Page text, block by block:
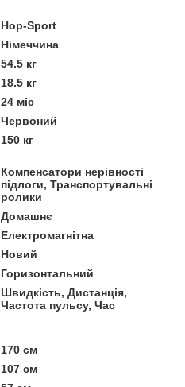
Hop-Sport
Німеччина
54.5 кг
18.5 кг
24 міс
Червоний
150 кг
Компенсатори нерівності
підлоги, Транспортувальні
ролики
Домашнє
Електромагнітна
Новий
Горизонтальний
Швидкість, Дистанція,
Частота пульсу, Час
170 см
107 см